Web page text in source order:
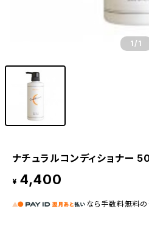
1/1
ナチュラルコンディショナー
¥ 4,400
なら 手数料無料の